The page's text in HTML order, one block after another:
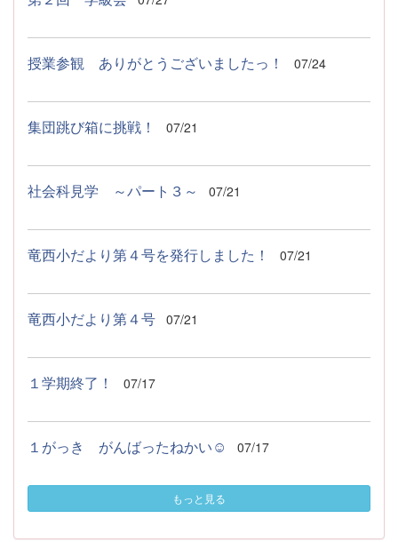
授業参観 ありがとうございましたっ！ 07/24
集団跳び箱に挑戦！ 07/21
社会科見学 ～パート３～ 07/21
竜西小だより第４号を発行しました！ 07/21
竜西小だより第４号 07/21
１学期終了！ 07/17
１がっき がんばったねかい☺ 07/17
もっと見る